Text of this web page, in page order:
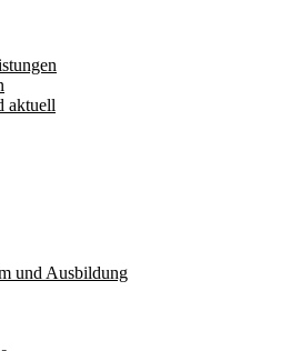
aktuell
und Ausbildung